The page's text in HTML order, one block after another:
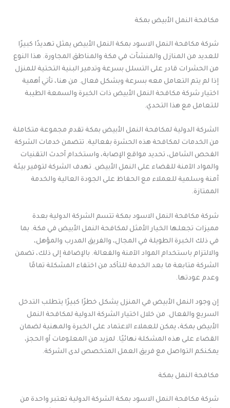
مكافحة النمل الأبيض بمكة
شركة مكافحة النمل الاسود بمكة النمل الأبيض يمثل تهديدًا كبيرًا
للعديد من المنازل والمنشآت في مكة والمناطق المجاورة. هذا النوع
من الحشرات قادر على التسلل بسرعة وتدمير البنية التحتية للمنزل
إذا لم يتم التعامل معه بسرعة وبشكل فعال. من هنا، تأتي أهمية
اختيار شركة مكافحة النمل الأبيض ذات الخبرة والسمعة الطيبة
للتعامل مع هذا التحدي.
الشركة الدولية لمكافحة النمل الأبيض بمكة تقدم مجموعة متكاملة
من الخدمات لمكافحة هذه الحشرة بفعالية. تتضمن خدمات الشركة
الفحص الشامل، تحديد مواقع الإصابة، واستخدام أحدث التقنيات
والمواد الآمنة للقضاء على النمل الأبيض. تهدف الشركة لتوفير بيئة
آمنة وسلمية للعملاء مع الحفاظ على الجودة العالية والخدمة
الممتازة.
شركة مكافحة النمل الاسود بمكة تتسم الشركة الدولية بعدة
مميزات تجعلها الخيار الأمثل لمكافحة النمل الأبيض في مكة. بما
في ذلك الخبرة الطويلة في المجال، والفريق المدرب والمؤهل،
والالتزام باستخدام المواد الآمنة والفعالة. بالإضافة إلى ذلك، تضمن
الشركة متابعة ما بعد الخدمة للتأكد من اختفاء المشكلة تمامًا
وعدم عودتها.
إن وجود النمل الأبيض في المنزل يشكل خطرًا كبيرًا يتطلب التدخل
السريع والفعال. من خلال اختيار الشركة الدولية لمكافحة النمل
الأبيض بمكة، يمكن للعملاء الاعتماد على الخبرة والمهنية لضمان
القضاء على هذه المشكلة نهائيًا. لمزيد من المعلومات أو الحجز،
يمكنكم التواصل مع فريق العمل المتخصص لدى الشركة.
مكافحة النمل بمكة
شركة مكافحة النمل الاسود بمكة الشركة الدولية تعتبر واحدة من